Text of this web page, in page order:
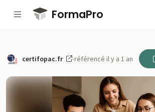
Passer au contenu principal
FormaPro
certifopac.fr ·référencé il y a 1 an